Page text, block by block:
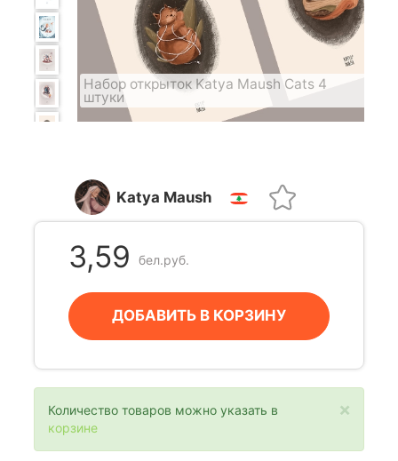
Набор открыток Katya Maush Cats 4
штуки
Katya Maush
3,59 бел.руб.
ДОБАВИТЬ В КОРЗИНУ
×
Количество товаров можно указать в
корзине